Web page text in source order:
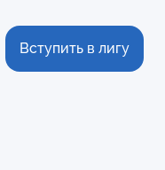
Вступить в лигу